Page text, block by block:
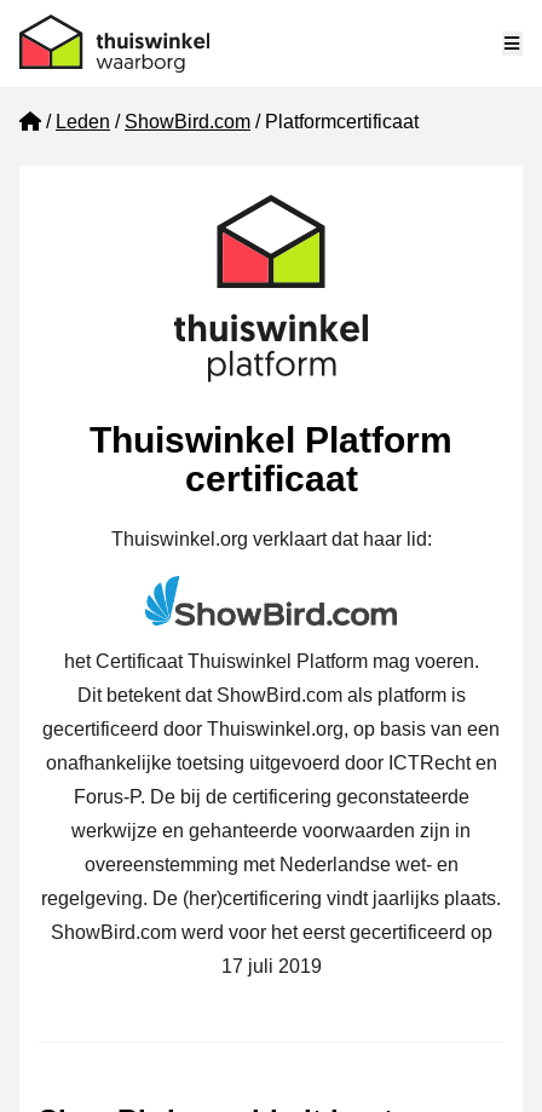
Home
Leden ShowBird.com Platformcertificaat
Thuiswinkel Platform
certificaat
Thuiswinkel.org verklaart dat haar lid:
het Certificaat Thuiswinkel Platform mag voeren.
Dit betekent dat ShowBird.com als platform is
gecertificeerd door Thuiswinkel.org, op basis van een
onafhankelijke toetsing uitgevoerd door ICTRecht en
Forus-P. De bij de certificering geconstateerde
werkwijze en gehanteerde voorwaarden zijn in
overeenstemming met Nederlandse wet- en
regelgeving. De (her)certificering vindt jaarlijks plaats.
ShowBird.com werd voor het eerst gecertificeerd op
17 juli 2019